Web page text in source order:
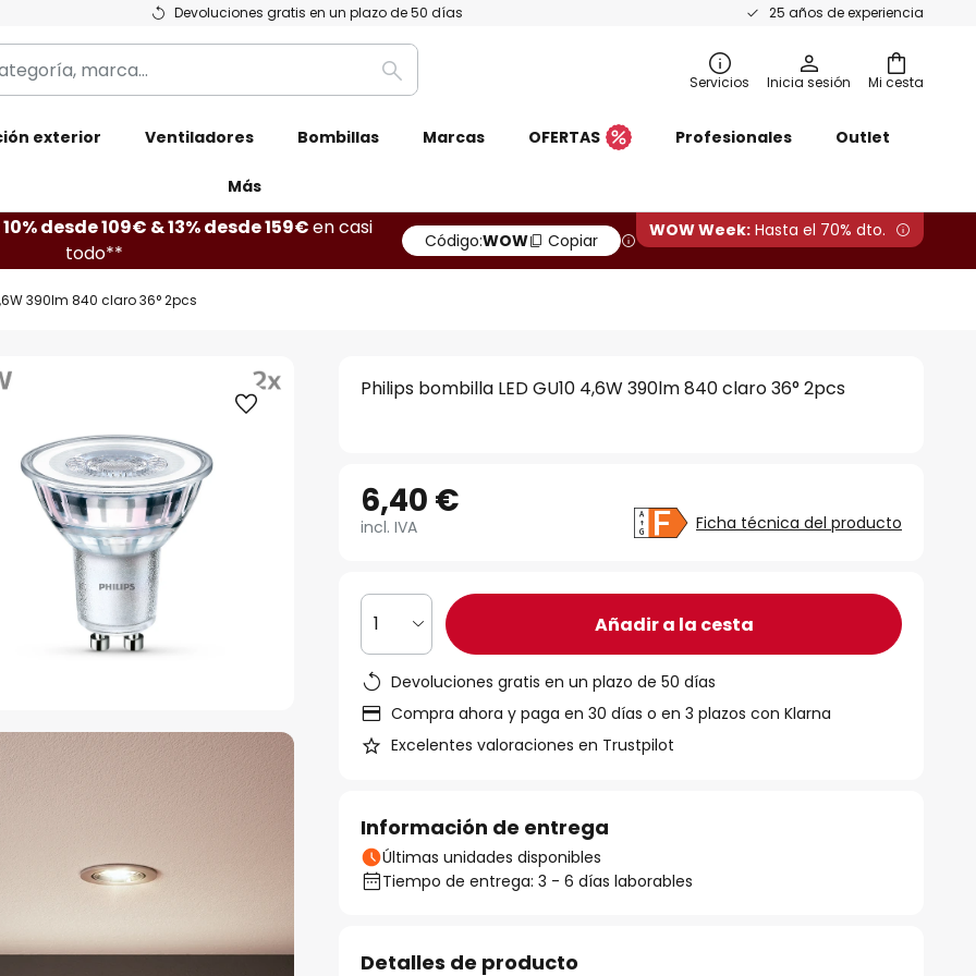
Devoluciones gratis en un plazo de 50 días 25 años de experiencia
Mi cesta
Buscar Servicios Inicia sesión
exterior Ventiladores Bombillas Marcas OFERTAS Profesionales Outlet
Más
10% desde 109€ & 13% desde 159€en casi
todo**
Código:WOW Copiar WOW Week: Hasta el 70% dto.
390lm 840 claro 36° 2pcs
Philips bombilla LED GU10 4,6W 390lm 840 claro 36° 2pcs
6,40 €
incl. IVA Ficha técnica del producto
1 Añadir a la cesta
Devoluciones gratis en un plazo de 50 días
Compra ahora y paga en 30 días o en 3 plazos con Klarna
Excelentes valoraciones en Trustpilot
Información de entrega
Últimas unidades disponibles
Tiempo de entrega: 3 - 6 días laborables
Detalles de producto